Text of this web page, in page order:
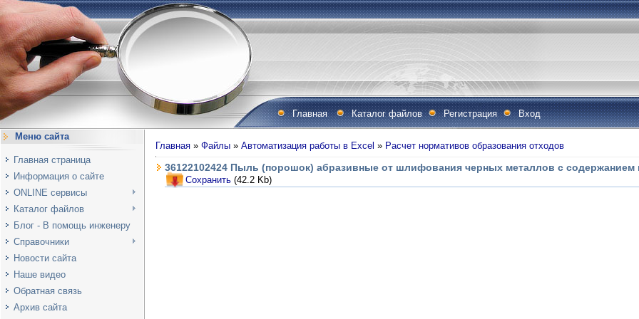
Главная Каталог файлов Регистрация Вход
Меню сайта
Главная страница
Информация о сайте
ONLINE сервисы
Каталог файлов
Блог - В помощь инженеру
Справочники
Новости сайта
Наше видео
Обратная связь
Архив сайта
Главная » Файлы » Автоматизация работы в Excel » Расчет нормативов образования отходов
36122102424 Пыль (порошок) абразивные от шлифования черных металлов с содержанием
Сохранить (42.2 Kb)